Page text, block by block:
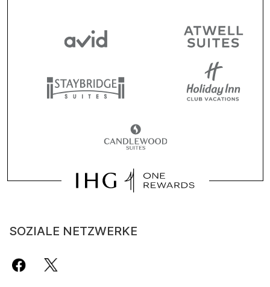
SOZIALE NETZWERKE